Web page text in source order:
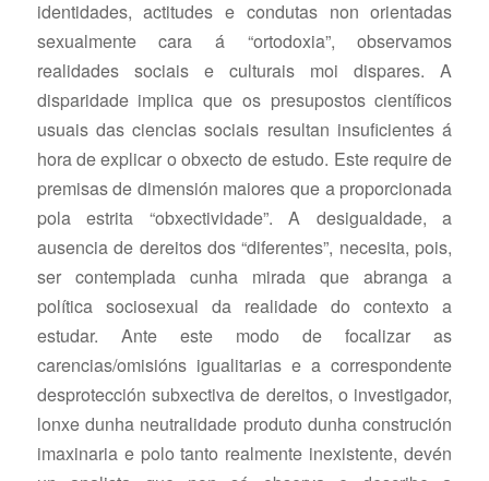
identidades, actitudes e condutas non orientadas
sexualmente cara á “ortodoxia”, observamos
realidades sociais e culturais moi dispares. A
disparidade implica que os presupostos científicos
usuais das ciencias sociais resultan insuficientes á
hora de explicar o obxecto de estudo. Este require de
premisas de dimensión maiores que a proporcionada
pola estrita “obxectividade”. A desigualdade, a
ausencia de dereitos dos “diferentes”, necesita, pois,
ser contemplada cunha mirada que abranga a
política sociosexual da realidade do contexto a
estudar. Ante este modo de focalizar as
carencias/omisións igualitarias e a correspondente
desprotección subxectiva de dereitos, o investigador,
lonxe dunha neutralidade produto dunha construción
imaxinaria e polo tanto realmente inexistente, devén